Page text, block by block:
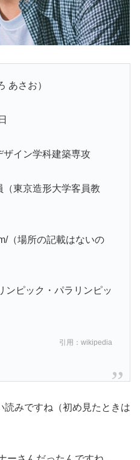
あさお）
ザイン学科建築専攻
東京造形大学客員教
（場所の記載はないの
ンピック・パラリンピッ
引用：wikipedia
読みですね（初め見たときは